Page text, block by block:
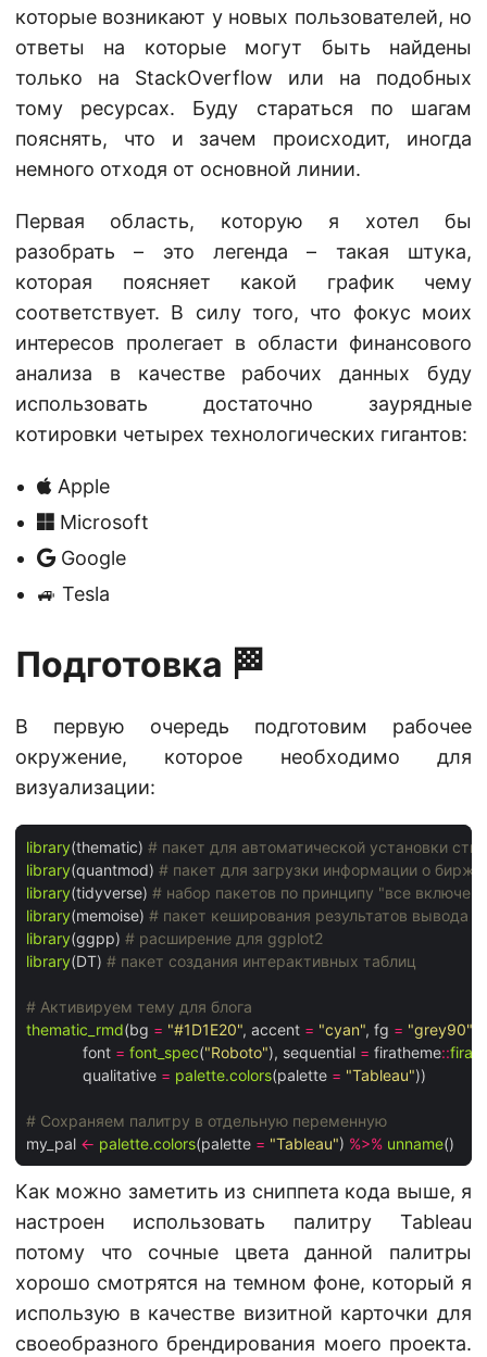
которые возникают у новых пользователей, но
ответы на которые могут быть найдены
только на StackOverflow или на подобных
тому ресурсах. Буду стараться по шагам
пояснять, что и зачем происходит, иногда
немного отходя от основной линии.
Первая область, которую я хотел бы
разобрать – это легенда – такая штука,
которая поясняет какой график чему
соответствует. В силу того, что фокус моих
интересов пролегает в области финансового
анализа в качестве рабочих данных буду
использовать достаточно заурядные
котировки четырех технологических гигантов:
Apple
Microsoft
Google
🚙 Tesla
Подготовка 🏁
В первую очередь подготовим рабочее
окружение, которое необходимо для
визуализации:
library(thematic) # пакет для автоматической установки
library(quantmod) # пакет для загрузки информации о
library(tidyverse) # набор пакетов по принципу "все
library(memoise) # пакет кеширования результатов вывода
library(ggpp) # расширение для ggplot2
library(DT) # пакет создания интерактивных таблиц
# Активируем тему для блога
thematic_rmd(bg = "#1D1E20", accent = "cyan", fg = "grey90"
             font
= font_spec("Roboto"), sequential = firatheme::
             qualitative
= palette.colors(palette = "Tableau"))
# Сохраняем палитру в отдельную переменную
my_pal <- palette.colors(palette = "Tableau") %>% unname
Как можно заметить из сниппета кода выше, я
настроен использовать палитру Tableau
потому что сочные цвета данной палитры
хорошо смотрятся на темном фоне, который я
использую в качестве визитной карточки для
своеобразного брендирования моего проекта.